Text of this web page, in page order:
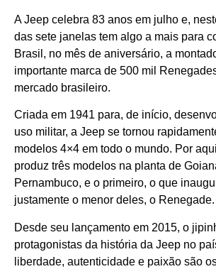
A Jeep celebra 83 anos em julho e,
das sete janelas tem algo a mais para
Brasil, no mês de aniversário, a
importante marca de 500 mil
mercado brasileiro.
Criada em 1941 para, de início,
uso militar, a Jeep se tornou
modelos 4×4 em todo o mundo. Por
produz três modelos na planta de
Pernambuco, e o primeiro, o que
justamente o menor deles, o Renegade.
Desde seu lançamento em 2015, o
protagonistas da história da Jeep no
liberdade, autenticidade e paixão são